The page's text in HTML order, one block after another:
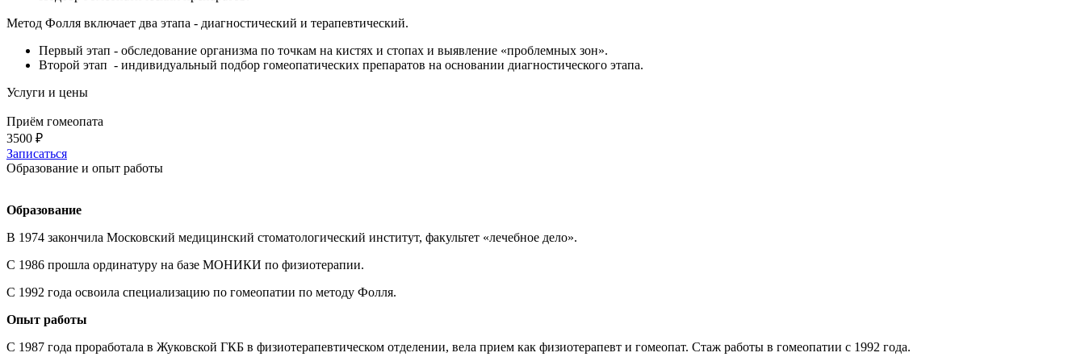
Метод Фолля включает два этапа - диагностический и терапевтический.
Первый этап - обследование организма по точкам на кистях и стопах и выявление «проблемных зон».
Второй этап - индивидуальный подбор гомеопатических препаратов на основании диагностического этапа.
Услуги и цены
Приём гомеопата
3500 ₽
Записаться
Образование и опыт работы
Образование
В 1974 закончила Московский медицинский стоматологический институт, факультет «лечебное дело».
С 1986 прошла ординатуру на базе МОНИКИ по физиотерапии.
С 1992 года освоила специализацию по гомеопатии по методу Фолля.
Опыт работы
С 1987 года проработала в Жуковской ГКБ в физиотерапевтическом отделении, вела прием как физиотерапевт и гомеопат. Стаж работы в гомеопатии с 1992 года.